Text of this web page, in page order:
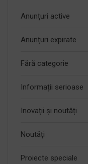
Anunțuri active
Anunțuri expirate
Fără categorie
Informații serioase
Inovații și noutăți
Noutăți
Proiecte speciale